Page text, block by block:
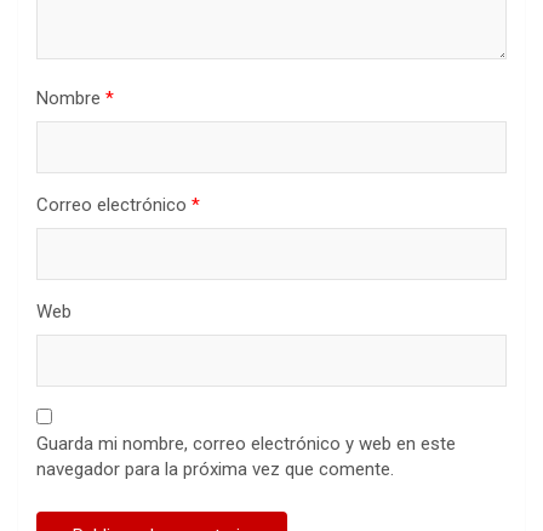
Nombre *
Correo electrónico *
Web
Guarda mi nombre, correo electrónico y web en este
navegador para la próxima vez que comente.